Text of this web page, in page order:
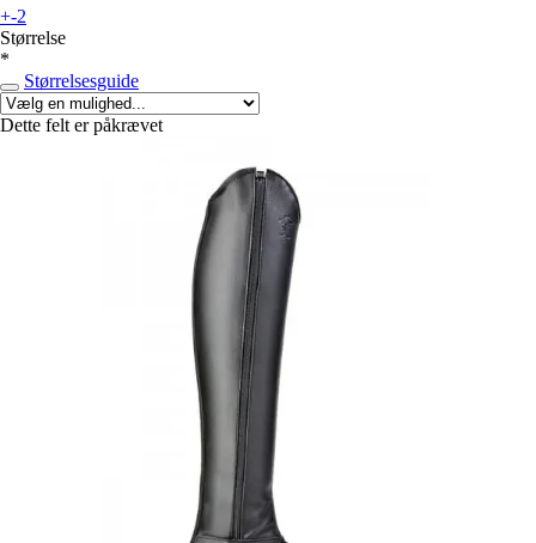
+-2
Størrelse
*
Størrelsesguide
Dette felt er påkrævet